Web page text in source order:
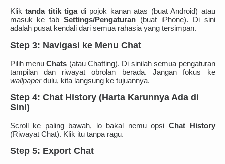
Klik tanda titik tigadi pojok kanan atas (buat Android) atau
masuk ke tabSettings/Pengaturan (buat iPhone). Di sini
adalah pusat kendali dari semua rahasia yang tersimpan.
Step 3: Navigasi ke Menu Chat
Pilih menuChats (atau Chatting). Di sinilah semua pengaturan
tampilan dan riwayat obrolan berada. Jangan fokus ke
wallpaperdulu, kita langsung ke tujuannya.
Step 4: Chat History (Harta Karunnya Ada di
Sini)
Scroll ke paling bawah, lo bakal nemu opsi Chat History
(Riwayat Chat). Klik itu tanpa ragu.
Step 5: Export Chat